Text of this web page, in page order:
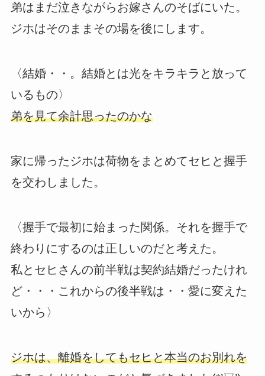
弟はまだ泣きながらお嫁さんのそばにいた。
ジホはそのままその場を後にします。
〈結婚・・。結婚とは光をキラキラと放って
いるもの〉
弟を見て余計思ったのかな
家に帰ったジホは荷物をまとめてセヒと握手
を交わしました。
〈握手で最初に始まった関係。それを握手で
終わりにするのは正しいのだと考えた。
私とセヒさんの前半戦は契約結婚だったけれ
ど・・・これからの後半戦は・・愛に変えた
いから〉
ジホは、離婚をしてもセヒと本当のお別れを